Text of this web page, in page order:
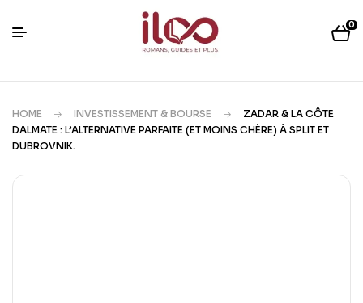
0
HOME INVESTISSEMENT & BOURSE
ZADAR & LA CÔTE
DALMATE : L’ALTERNATIVE PARFAITE (ET MOINS CHÈRE) À SPLIT ET
DUBROVNIK.